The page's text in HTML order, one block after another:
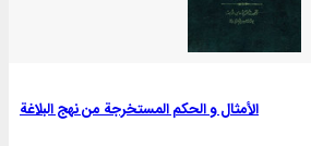
الأمثال و الحکم المستخرجة من نهج ‌البلاغة